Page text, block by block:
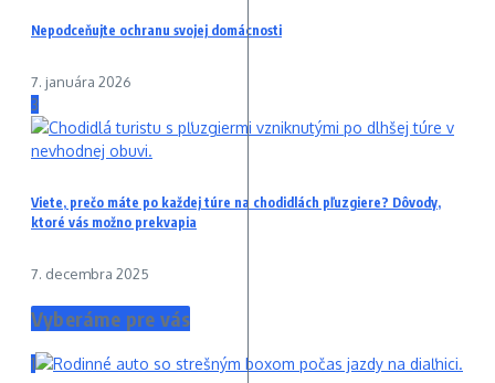
Nepodceňujte ochranu svojej domácnosti
7. januára 2026
3
Viete, prečo máte po každej túre na chodidlách pľuzgiere? Dôvody,
ktoré vás možno prekvapia
7. decembra 2025
Vyberáme pre vás
1